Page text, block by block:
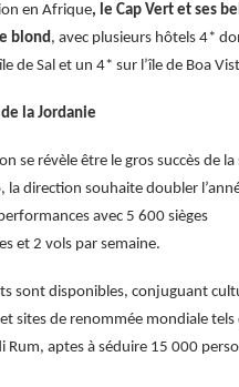
en Afrique, le Cap Vert et ses
blond, avec plusieurs hôtels 4*
de Sal et un 4* sur l’île de Boa
la Jordanie
se révèle être le gros succès de la
la direction souhaite doubler
avec 5 600 sièges
et 2 vols par semaine.
sont disponibles, conjuguant
sites de renommée mondiale tels
Rum, aptes à séduire 15 000